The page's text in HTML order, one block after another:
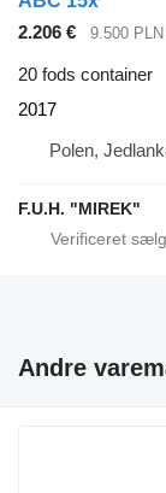
2.206 €
9.500 PLN
20 fods container
2017
Polen,
F.U.H. "MIREK"
Andre